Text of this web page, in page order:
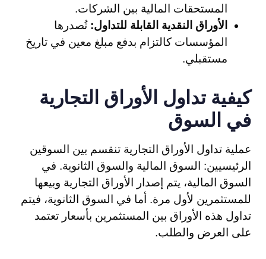
المستحقات المالية بين الشركات.
الأوراق النقدية القابلة للتداول: تُصدرها
المؤسسات كالتزام بدفع مبلغ معين في تاريخ
مستقبلي.
كيفية تداول الأوراق التجارية
في السوق
عملية تداول الأوراق التجارية تنقسم بين السوقين
الرئيسيين: السوق المالية والسوق الثانوية. في
السوق المالية، يتم إصدار الأوراق التجارية وبيعها
للمستثمرين لأول مرة. أما في السوق الثانوية، فيتم
تداول هذه الأوراق بين المستثمرين بأسعار تعتمد
على العرض والطلب.